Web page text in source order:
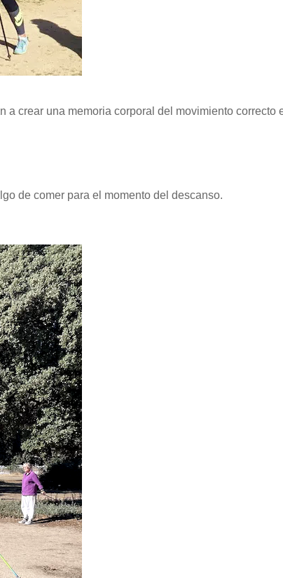
crear una memoria corporal del movimiento
de comer para el momento del descanso.